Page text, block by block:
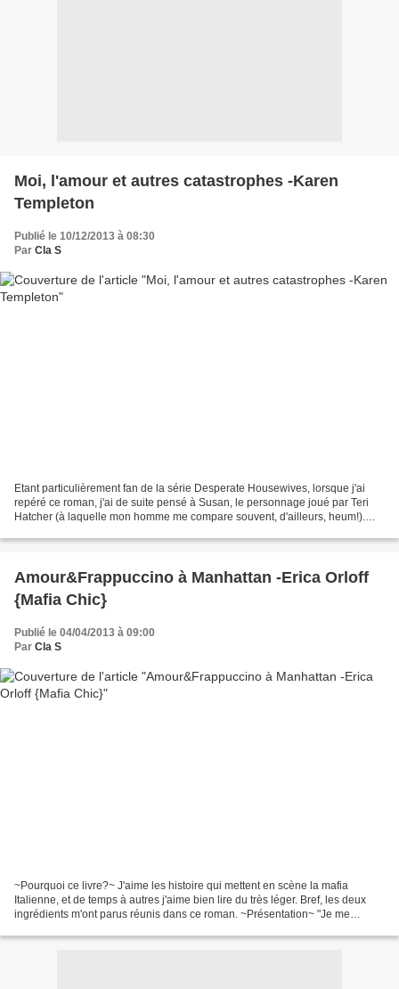
Moi, l'amour et autres catastrophes -Karen
Templeton
Publié le 10/12/2013 à 08:30
Par Cla S
Etant particulièrement fan de la série Desperate Housewives, lorsque j'ai
repéré ce roman, j'ai de suite pensé à Susan, le personnage joué par Teri
Hatcher (à laquelle mon homme me compare souvent, d'ailleurs, heum!).
Amour&Frappuccino à Manhattan -Erica Orloff
{Mafia Chic}
Publié le 04/04/2013 à 09:00
Par Cla S
~Pourquoi ce livre?~ J'aime les histoire qui mettent en scène la mafia
Italienne, et de temps à autres j'aime bien lire du très léger. Bref, les deux
ingrédients m'ont parus réunis dans ce roman. ~Présentation~ "Je me